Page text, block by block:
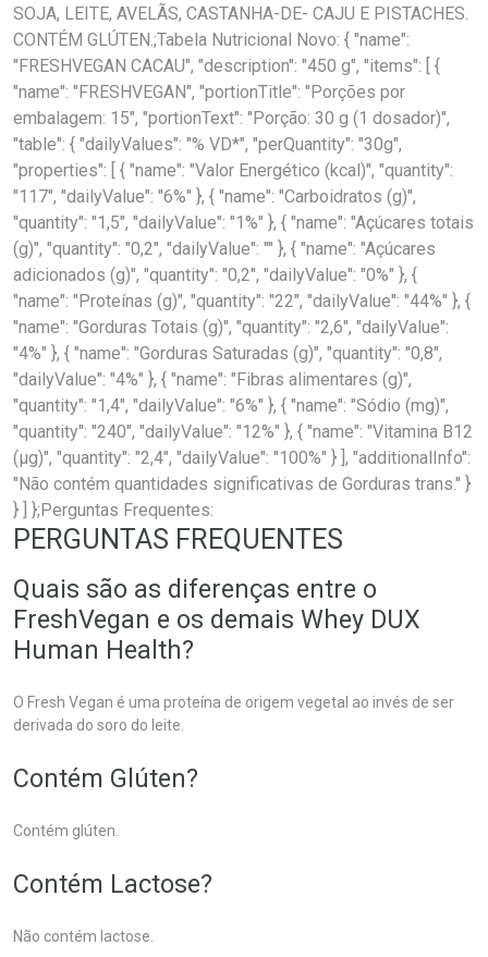
SOJA, LEITE, AVELÃS, CASTANHA-DE- CAJU E PISTACHES.
CONTÉM GLÚTEN.;Tabela Nutricional Novo: { "name":
"FRESHVEGAN CACAU", "description": "450 g", "items": [ {
"name": "FRESHVEGAN", "portionTitle": "Porções por
embalagem: 15", "portionText": "Porção: 30 g (1 dosador)",
"table": { "dailyValues": "% VD*", "perQuantity": "30g",
"properties": [ { "name": "Valor Energético (kcal)", "quantity":
"117", "dailyValue": "6%" }, { "name": "Carboidratos (g)",
"quantity": "1,5", "dailyValue": "1%" }, { "name": "Açúcares totais
(g)", "quantity": "0,2", "dailyValue": "" }, { "name": "Açúcares
adicionados (g)", "quantity": "0,2", "dailyValue": "0%" }, {
"name": "Proteínas (g)", "quantity": "22", "dailyValue": "44%" }, {
"name": "Gorduras Totais (g)", "quantity": "2,6", "dailyValue":
"4%" }, { "name": "Gorduras Saturadas (g)", "quantity": "0,8",
"dailyValue": "4%" }, { "name": "Fibras alimentares (g)",
"quantity": "1,4", "dailyValue": "6%" }, { "name": "Sódio (mg)",
"quantity": "240", "dailyValue": "12%" }, { "name": "Vitamina B12
(µg)", "quantity": "2,4", "dailyValue": "100%" } ], "additionalInfo":
"Não contém quantidades significativas de Gorduras trans." }
} ] };Perguntas Frequentes:
PERGUNTAS FREQUENTES
Quais são as diferenças entre o
FreshVegan e os demais Whey DUX
Human Health?
O Fresh Vegan é uma proteína de origem vegetal ao invés de ser
derivada do soro do leite.
Contém Glúten?
Contém glúten.
Contém Lactose?
Não contém lactose.